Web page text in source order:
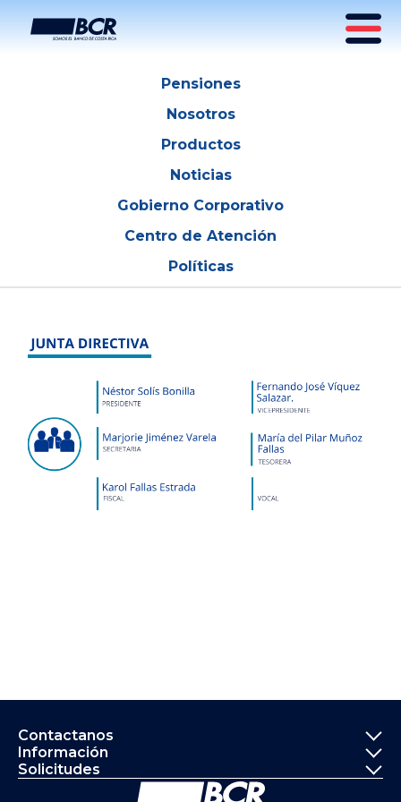
Pensiones
Nosotros
Productos
Noticias
Gobierno Corporativo
Centro de Atención
Políticas
Contactanos
Información
Solicitudes
Ir a la página principal del Banco de